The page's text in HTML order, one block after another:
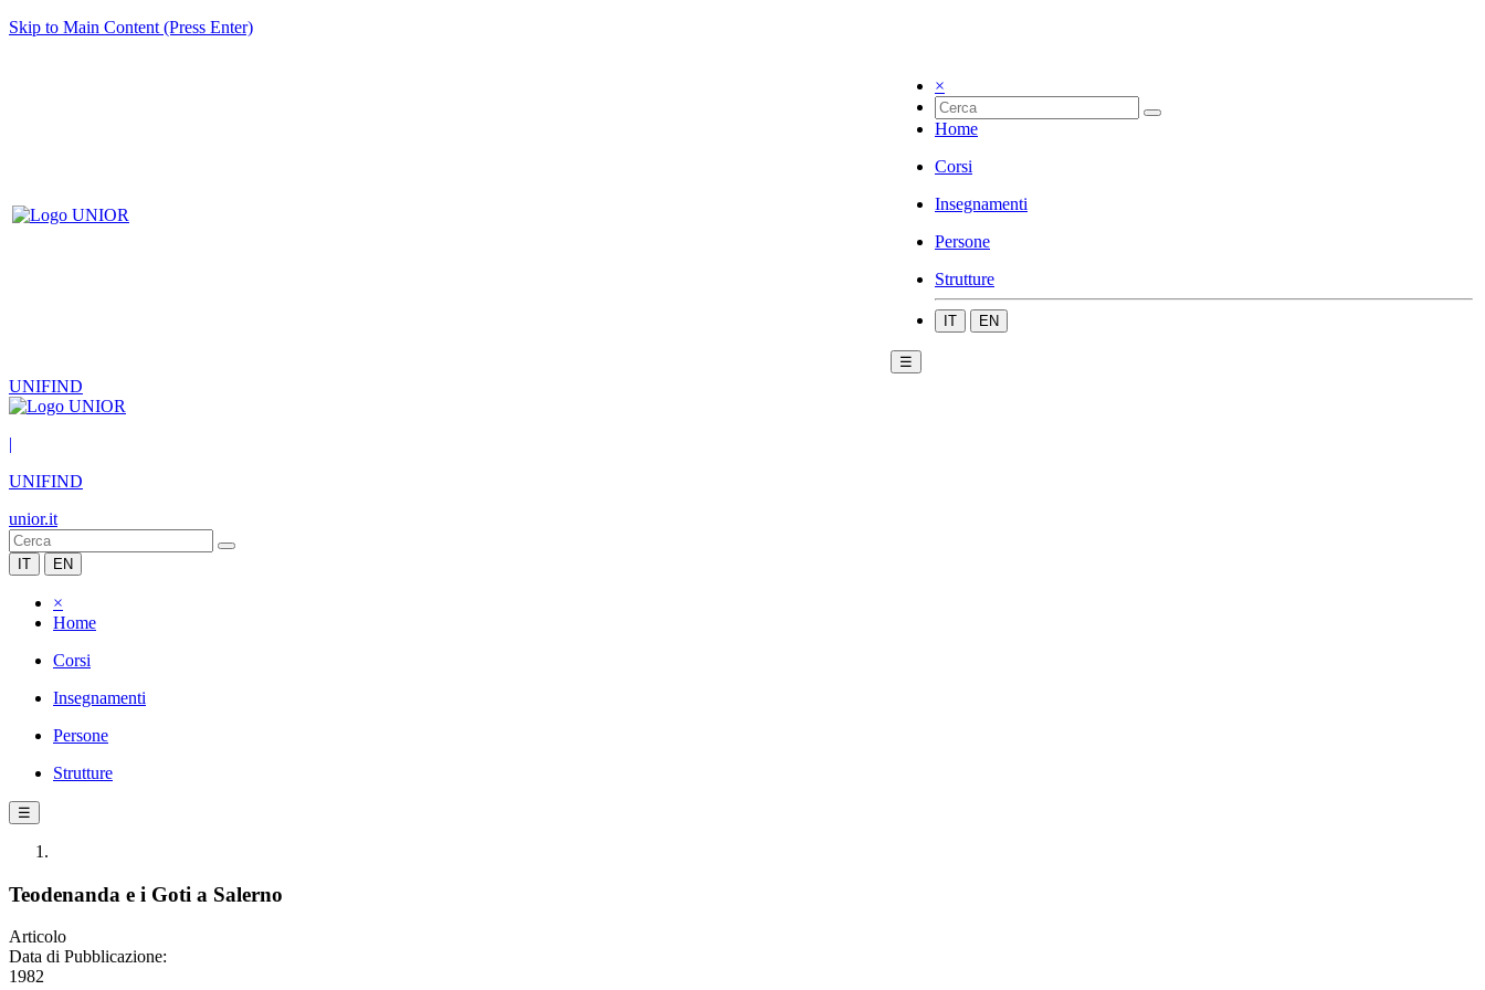
Skip to Main Content (Press Enter)
×
Home
Corsi
Insegnamenti
Persone
Strutture
IT EN
☰
UNIFIND
|
UNIFIND
unior.it
IT EN
×
Home
Corsi
Insegnamenti
Persone
Strutture
☰
Teodenanda e i Goti a Salerno
Articolo
Data di Pubblicazione:
1982